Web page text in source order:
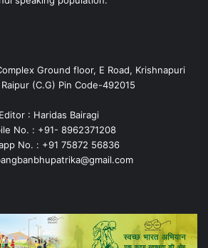
Ground floor, E Road, Krishnapuri
(C.G) Pin Code-492015
Editor : Haridas Bairagi
No. : +91- 8962371208
No. : +91 75872 56836